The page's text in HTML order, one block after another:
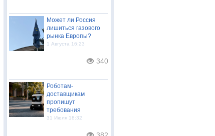
Может ли Россия
лишиться газового
рынка Европы?
1 Августа 16:23
340
Роботам-
доставщикам
пропишут
требования
31 Июля 18:32